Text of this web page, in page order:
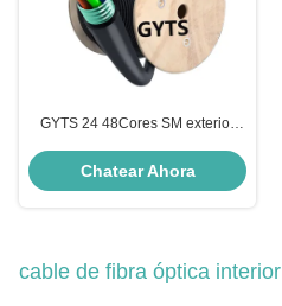
GYTS 24 48Cores SM exterior
fibra óptica para red estable
Chatear Ahora
cable de fibra óptica interior